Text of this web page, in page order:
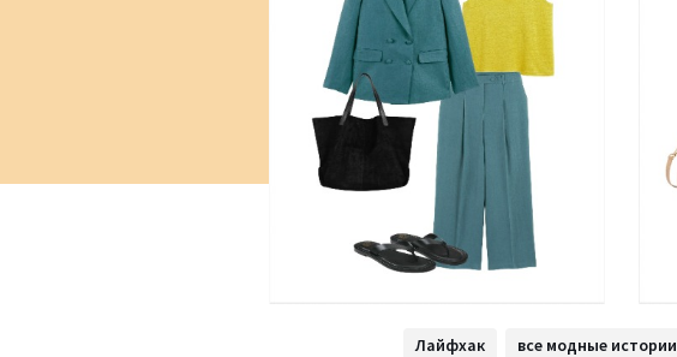
Лайфхак все модные истории